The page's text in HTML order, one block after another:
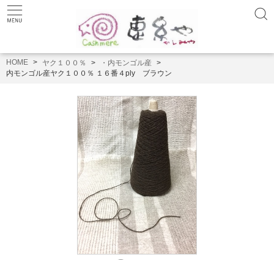
HOME ヤク１００％
・内モンゴル産
内モンゴル産ヤク１００％ １６番４ply ブラウン